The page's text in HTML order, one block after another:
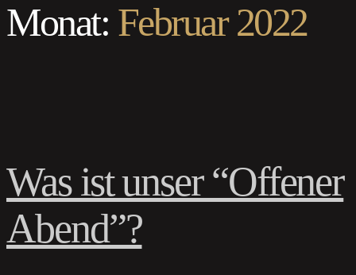
Monat: Februar 2022
Was ist unser “Offener
Abend”?